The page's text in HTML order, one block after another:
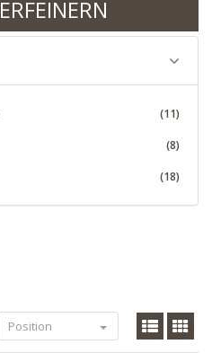
(11)
(8)
(18)
Position